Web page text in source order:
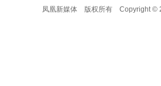
凤凰新媒体
版权所有 Copyright ©